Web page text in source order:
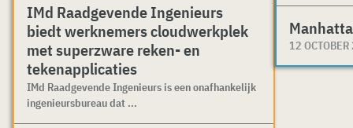
IMd Raadgevende Ingenieurs
biedt werknemers cloudwerkplek
met superzware reken- en
tekenapplicaties
IMd Raadgevende Ingenieurs is een onafhankelijk
ingenieursbureau dat ...
12